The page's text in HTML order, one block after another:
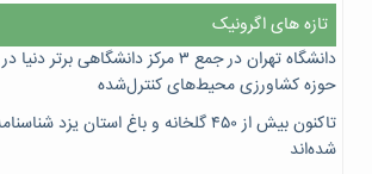
تازه های اگرونیک
دانشگاه تهران در جمع ۳ مرکز دانشگاهی برتر
حوزه کشاورزی محیط‌های کنترل‌شده
تاکنون بیش از ۴۵۰ گلخانه و باغ استان یزد
شده‌اند